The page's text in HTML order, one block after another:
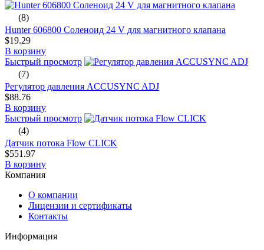
(8)
Hunter 606800 Соленоид 24 V для магнитного клапана
$19.29
В корзину
Быстрый просмотр
(7)
Регулятор давления ACCUSYNC ADJ
$88.76
В корзину
Быстрый просмотр
(4)
Датчик потока Flow CLICK
$551.97
В корзину
Компания
О компании
Лицензии и сертификаты
Контакты
Информация